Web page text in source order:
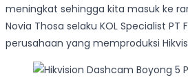
meningkat sehingga kita masuk ke
Novia Thosa selaku KOL Specialist PT
perusahaan yang memproduksi